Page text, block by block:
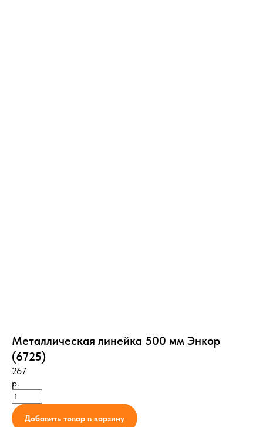
Металлическая линейка 500 мм Энкор
(6725)
267
р.
Добавить товар в корзину